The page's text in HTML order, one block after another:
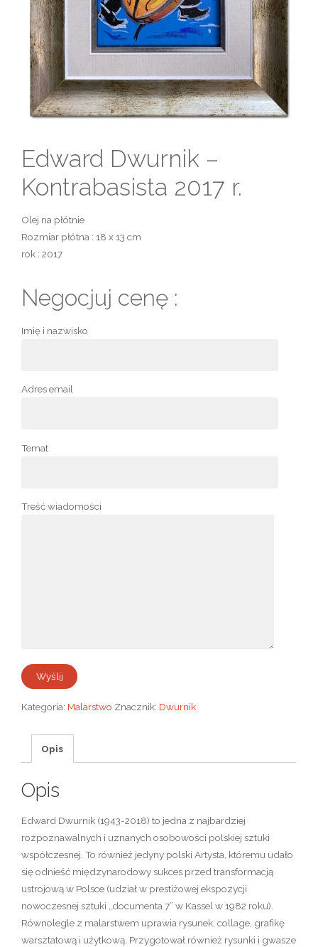
Edward Dwurnik –
Kontrabasista 2017 r.
Olej na płótnie
Rozmiar płótna : 18 x 13 cm
rok : 2017
Negocjuj cenę :
Imię i nazwisko
Adres email
Temat
Treść wiadomości
Kategoria: Malarstwo Znacznik: Dwurnik
Opis
Opis
Edward Dwurnik (1943-2018) to jedna z najbardziej
rozpoznawalnych i uznanych osobowości polskiej sztuki
współczesnej. To również jedyny polski Artysta, któremu udało
się odnieść międzynarodowy sukces przed transformacją
ustrojową w Polsce (udział w prestiżowej ekspozycji
nowoczesnej sztuki „documenta 7” w Kassel w 1982 roku).
Równolegle z malarstwem uprawia rysunek, collage, grafikę
warsztatową i użytkową. Przygotował również rysunki i gwasze